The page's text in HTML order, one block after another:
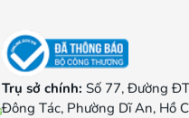
Trụ sở chính: Số 77, Đường
Đông Tác, Phường Dĩ An, Hồ